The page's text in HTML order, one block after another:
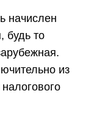
начислен
будь то
из